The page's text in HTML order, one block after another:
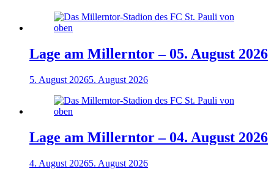
Lage am Millerntor – 05. August 2026
5. August 20265. August 2026
Lage am Millerntor – 04. August 2026
4. August 20265. August 2026